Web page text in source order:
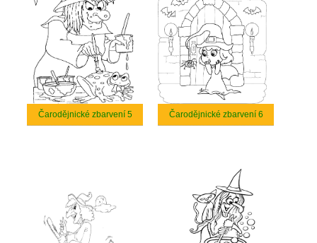
Čarodějnické zbarvení 5 Čarodějnické zbarvení 6